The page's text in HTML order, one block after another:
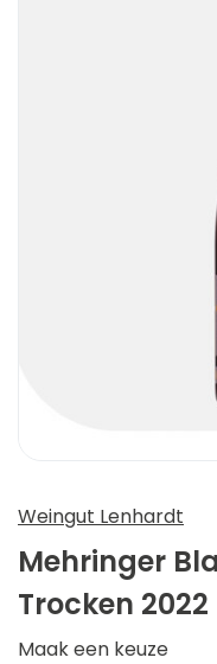
Weingut Lenhardt
Mehringer
Trocken 2022
Maak een keuze